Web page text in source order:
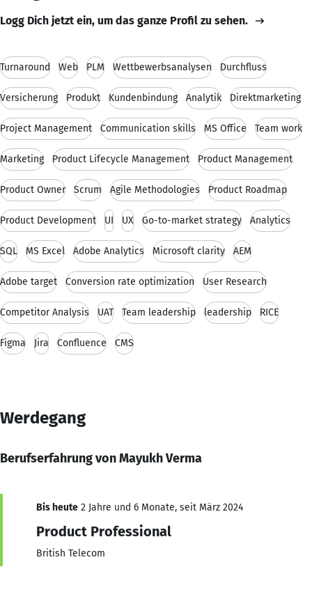
Logg Dich jetzt ein, um das ganze Profil zu sehen.
Turnaround Web PLM Wettbewerbsanalysen Durchfluss
Versicherung Produkt Kundenbindung Analytik Direktmarketing
Project Management Communication skills MS Office Team work
Marketing Product Lifecycle Management Product Management
Product Owner Scrum Agile Methodologies Product Roadmap
Product Development UI UX Go-to-market strategy Analytics
SQL MS Excel Adobe Analytics Microsoft clarity AEM
Adobe target Conversion rate optimization User Research
Competitor Analysis UAT Team leadership leadership RICE
Figma Jira Confluence CMS
Werdegang
Berufserfahrung von Mayukh Verma
Bis heute 2 Jahre und 6 Monate, seit März 2024
Product Professional
British Telecom